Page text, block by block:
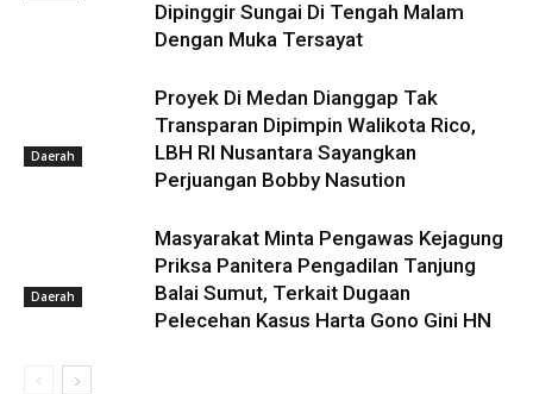
Dipinggir Sungai Di Tengah Malam
Dengan Muka Tersayat
Daerah
Proyek Di Medan Dianggap Tak
Transparan Dipimpin Walikota Rico,
LBH RI Nusantara Sayangkan
Perjuangan Bobby Nasution
Daerah
Masyarakat Minta Pengawas Kejagung
Priksa Panitera Pengadilan Tanjung
Balai Sumut, Terkait Dugaan
Pelecehan Kasus Harta Gono Gini HN